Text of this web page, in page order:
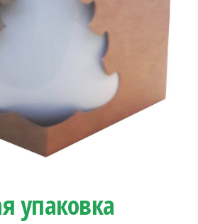
упаковка